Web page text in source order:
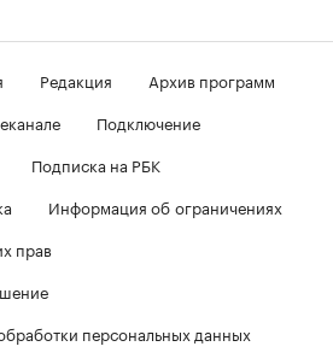
Редакция
Архив программ
Подключение
Подписка на РБК
Информация об ограничениях
прав
персональных данных